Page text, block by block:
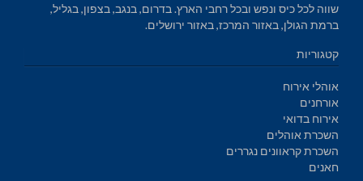
שווה לכל כיס ונפש ובכל רחבי הארץ. בדרום, בנגב, בצפון, בגליל,
ברמת הגולן, באזור המרכז, באזור ירושלים.
קטגוריות
אוהלי אירוח
אורחנים
אירוח בדואי
השכרת אוהלים
השכרת קראוונים נגררים
חאנים